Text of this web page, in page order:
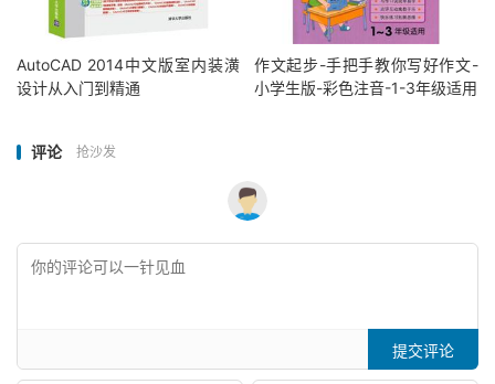
AutoCAD 2014中文版室内装潢
设计从入门到精通
作文起步-手把手教你写好作文-
小学生版-彩色注音-1-3年级适用
评论 抢沙发
提交评论